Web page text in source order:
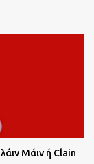
Μάιν ή Clain